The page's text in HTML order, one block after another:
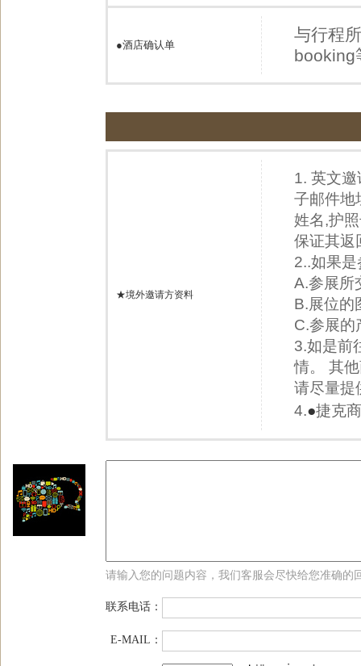
●酒店确认单
与行程
booking
★境外邀请方资料
1. 英文
子邮件地
姓名,护
保证其返
2..如果
A.参展所
B.展位的
C.参展的
3.如是前
情。 其
请尽量提
4.●捷克
请输入您的问题内容，我们客服会尽快给您准确的
联系电话：
E-MAIL：